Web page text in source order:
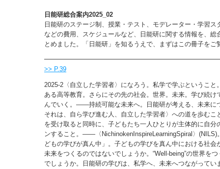
日能研総合案内2025_02
日能研のステージ制、授業・テスト、モデレーター・学習ス
などの費用、スケジュールなど、日能研に関する情報を、総
とめました。「日能研」を知るうえで、まずはこの冊子をご
>> P.39
2025-2〈自立した学習者〉になろう。私学で学ぶということ
ある高等教育。さらにその先の社会。世界。未来。学び続け
んでいく。――持続可能な未来へ。日能研が考える、未来に
それは、自ら学び進む人、自立した学習者〉への道を歩むこ
を受け取ると同時に、子どもたち一人ひとりが主体的に自分
ンすること。――〈NichinokenInspireLearningSpiral〉(NILS)
どもの学びが真ん中」。子どもの学びを真ん中における社会
未来をつくるのではないでしょうか。“Well-being”の世界を
でしょうか。日能研の学びは、私学へ、未来へつながってい